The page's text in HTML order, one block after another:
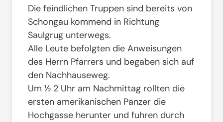
Die feindlichen Truppen sind bereits von
Schongau kommend in Richtung
Saulgrug unterwegs.
Alle Leute befolgten die Anweisungen
des Herrn Pfarrers und begaben sich auf
den Nachhauseweg.
Um ½ 2 Uhr am Nachmittag rollten die
ersten amerikanischen Panzer die
Hochgasse herunter und fuhren durch